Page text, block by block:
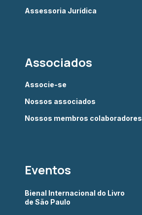
Assessoria Jurídica
Associados
Associe-se
Nossos associados
Nossos membros colaboradores
Eventos
Bienal Internacional do Livro
de São Paulo